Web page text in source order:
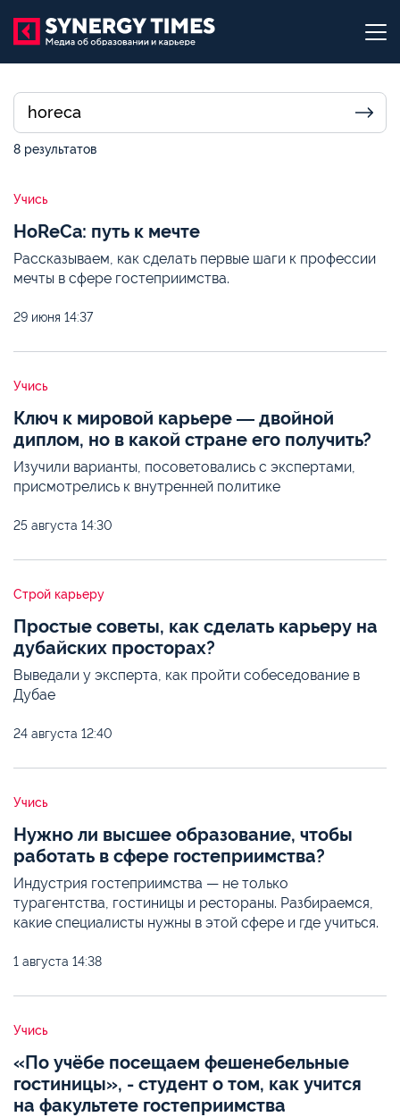
8 результатов
Учись
HoReCa: путь к мечте
Рассказываем, как сделать первые шаги к профессии
мечты в сфере гостеприимства.
29 июня 14:37
Учись
Ключ к мировой карьере ― двойной
диплом, но в какой стране его получить?
Изучили варианты, посоветовались с экспертами,
присмотрелись к внутренней политике
25 августа 14:30
Строй карьеру
Простые советы, как сделать карьеру на
дубайских просторах?
Выведали у эксперта, как пройти собеседование в
Дубае
24 августа 12:40
Учись
Нужно ли высшее образование, чтобы
работать в сфере гостеприимства?
Индустрия гостеприимства — не только
турагентства, гостиницы и рестораны. Разбираемся,
какие специалисты нужны в этой сфере и где учиться.
1 августа 14:38
Учись
«По учёбе посещаем фешенебельные
гостиницы», - студент о том, как учится
на факультете гостеприимства